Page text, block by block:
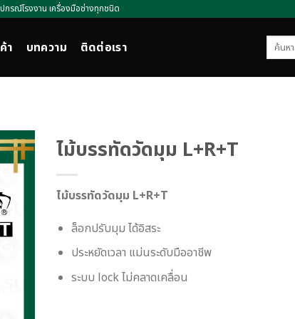
กรณ์โรงงาน เครื่องมือช่างทุกชนิด
า บทความ ติดต่อเรา ค้นหา:
ไม้บรรทัดวัดมุม L+R+T
ไม้บรรทัดวัดมุม L+R+T
ล็อกปรับมุม ได้อิสระ
ประหยัดเวลา แม่นระดับมืออาชีพ
ระบบ lock ไม่คลาดเคลื่อน